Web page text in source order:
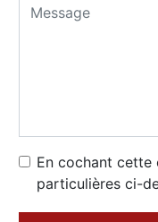
En cochant cette
particulières ci-